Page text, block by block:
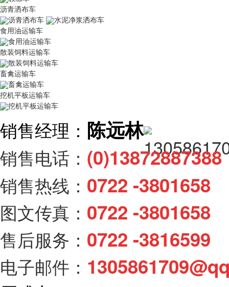
沥青洒布车
沥青洒布车
水泥净浆洒布车
食用油运输车
食用油运输车
散装饲料运输车
散装饲料运输车
畜禽运输车
畜禽运输车
挖机平板运输车
挖机平板运输车
销售经理： 陈远林
销售电话：
销售热线： 0722 -3801658
图文传真： 0722 -3801658
售后服务： 0722 -3816599
电子邮件：